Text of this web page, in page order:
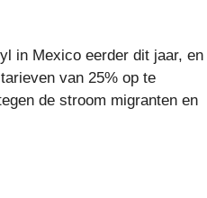
in Mexico eerder dit jaar, en
van 25% op te
de stroom migranten en